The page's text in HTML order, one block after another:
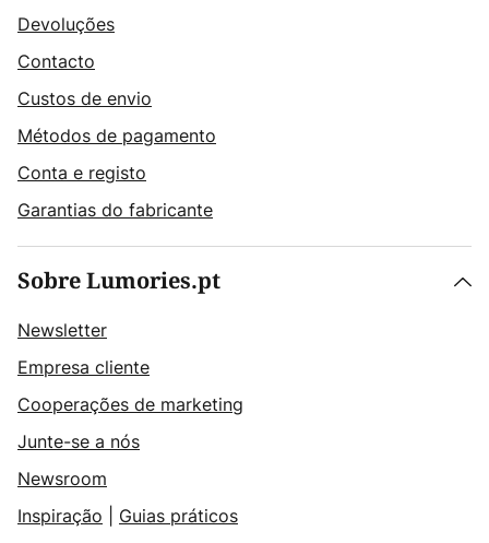
Devoluções
Contacto
Custos de envio
Métodos de pagamento
Conta e registo
Garantias do fabricante
Sobre Lumories.pt
Newsletter
Empresa cliente
Cooperações de marketing
Junte-se a nós
Newsroom
Inspiração
Guias práticos